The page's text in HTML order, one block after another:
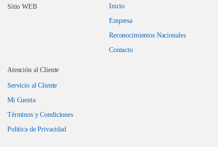
Sitio WEB
Inicio
Empresa
Reconocimientos Nacionales
Contacto
Atención al Cliente
Servicio al Cliente
Mi Cuenta
Términos y Condiciones
Política de Privacidad